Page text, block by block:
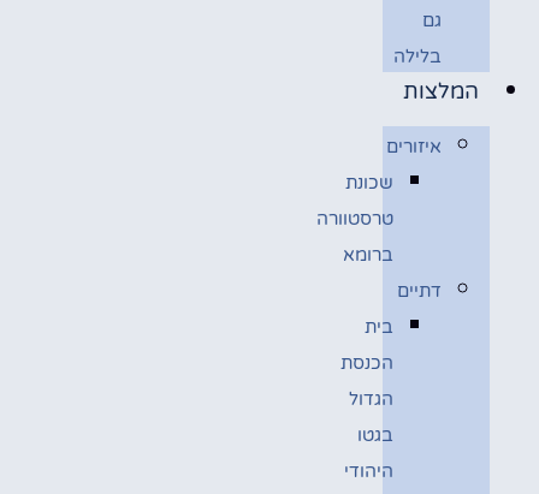
גם
בלילה
המלצות
איזורים
שכונת
טרסטוורה
ברומא
דתיים
בית
הכנסת
הגדול
בגטו
היהודי